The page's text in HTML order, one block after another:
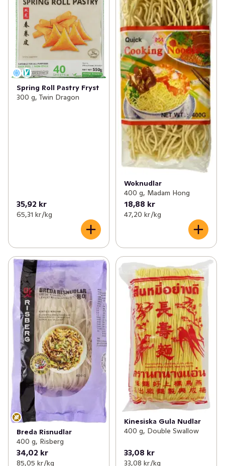
Spring Roll Pastry Fryst
300 g, Twin Dragon
35,92 kr
65,31 kr /kg
Woknudlar
400 g, Madam Hong
18,88 kr
47,20 kr /kg
Breda Risnudlar
400 g, Risberg
34,02 kr
85,05 kr /kg
Kinesiska Gula Nudlar
400 g, Double Swallow
33,08 kr
33,08 kr /kg